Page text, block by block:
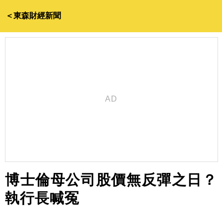
＜東森財經新聞
博士倫母公司股價無反彈之日？
執行長喊冤